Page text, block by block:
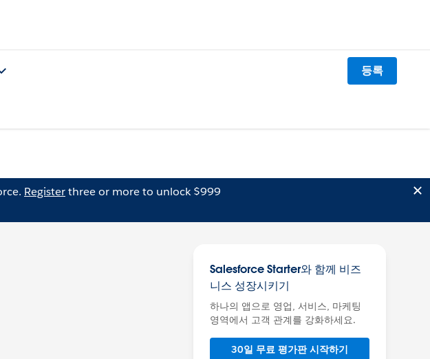
등록
Registerthree or more to unlock $999
Salesforce Starter와 함께 비즈
니스 성장시키기
하나의 앱으로 영업, 서비스, 마케팅
영역에서 고객 관계를 강화하세요.
30일 무료 평가판 시작하기